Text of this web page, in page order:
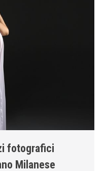
fotografici
Milanese